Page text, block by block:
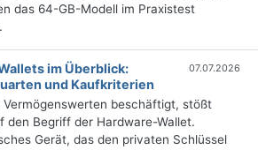
das 64-GB-Modell im Praxistest
im Überblick:
und Kaufkriterien
07.07.2026
Vermögenswerten beschäftigt, stößt
den Begriff der Hardware-Wallet.
Gerät, das den privaten Schlüssel